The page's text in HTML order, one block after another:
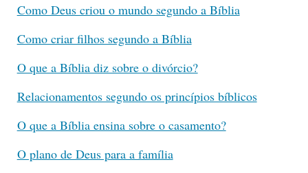
Como Deus criou o mundo segundo a Bíblia
Como criar filhos segundo a Bíblia
O que a Bíblia diz sobre o divórcio?
Relacionamentos segundo os princípios bíblicos
O que a Bíblia ensina sobre o casamento?
O plano de Deus para a família